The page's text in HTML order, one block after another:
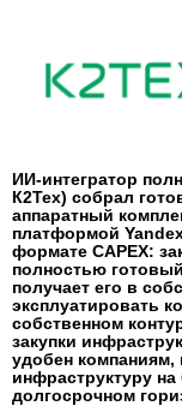
ИИ-интегратор
К2Тех) собрал
аппаратный
платформой
формате CAPEX:
полностью
получает его в
эксплуатировать
собственном
закупки
удобен компаниям,
инфраструктуру
долгосрочном